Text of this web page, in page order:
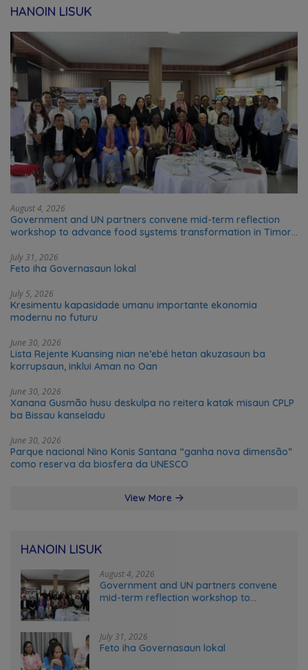
HANOIN LISUK
August 4, 2026
Government and UN partners convene mid-term reflection
workshop to advance food systems transformation in Timor-
July 31, 2026
Feto iha Governasaun lokal
July 5, 2026
Kresimentu kapasidade umanu importante ekonomia
modernu no futuru
June 30, 2026
Lista Rejente Kuansing nian ne’ebé hetan akuzasaun ba
korrupsaun, inklui Aman no Oan
June 30, 2026
Xanana Gusmão husu deskulpa no reitera katak misaun CPLP
ba Bissau kanseladu
June 30, 2026
Parque nacional Nino Konis Santana “ganha nova dimensão”
como reserva da biosfera da UNESCO
View More
HANOIN LISUK
August 4, 2026
Government and UN partners convene
mid-term reflection workshop to
July 31, 2026
Feto iha Governasaun lokal